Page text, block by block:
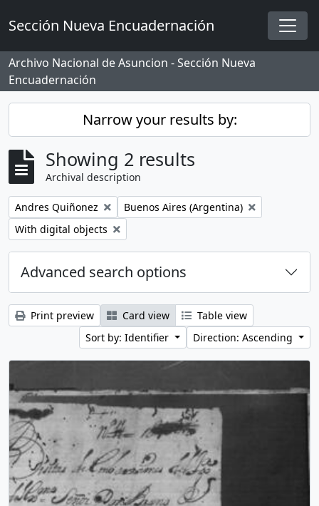
Sección Nueva Encuadernación
Archivo Nacional de Asuncion - Sección Nueva
Encuadernación
Narrow your results by:
Showing 2 results
Archival description
Remove filter:
Andres Quiñonez Remove filter:
Buenos Aires (Argentina)
Remove filter:
With digital objects
Advanced search options
Print preview Card view
Table view
Sort by: Identifier
Direction: Ascending